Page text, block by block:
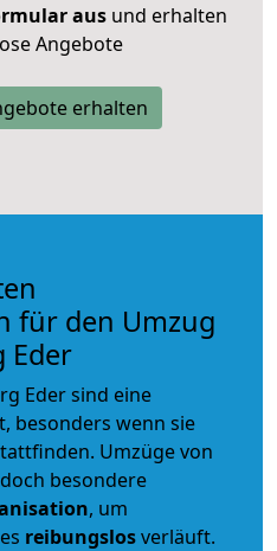
ausund erhalten
Angebote
erhalten
für den Umzug
Eder
Eder sind eine
besonders wenn sie
Umzüge von
besondere
, um
reibungslosverläuft.